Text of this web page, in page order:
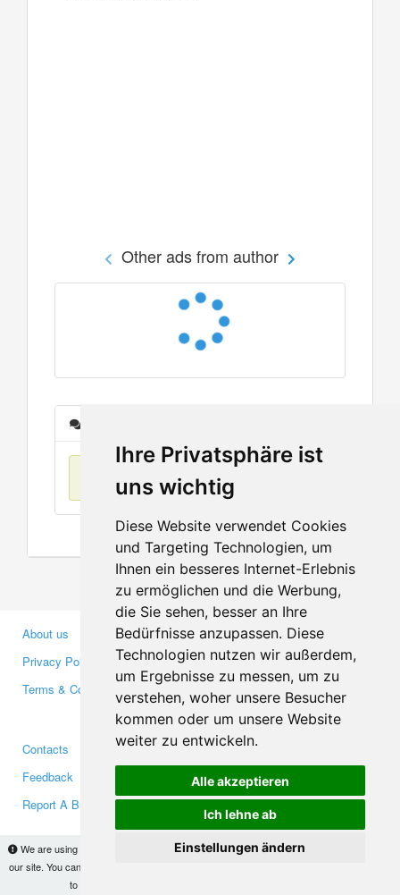
Ihre Privatsphäre ist
uns wichtig
Diese Website verwendet Cookies
und Targeting Technologien, um
Ihnen ein besseres Internet-Erlebnis
zu ermöglichen und die Werbung,
die Sie sehen, besser an Ihre
Bedürfnisse anzupassen. Diese
Technologien nutzen wir außerdem,
um Ergebnisse zu messen, um zu
verstehen, woher unsere Besucher
kommen oder um unsere Website
weiter zu entwickeln.
Alle akzeptieren
Ich lehne ab
Einstellungen ändern
We are using cookies to provide statistics that help us give you the best experience of
our site. You can find out more
to use the site without changes, you are agreeing to it.
Other ads from author
No items found
About us
Privacy Policy
Terms & Conditions
Business Partners
Investors
Media
Contacts
Feedback
Report A Bug
Facebook
Twitter
YouTube
Google+